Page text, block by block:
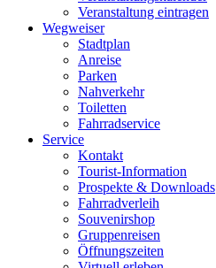
Veranstaltung eintragen
Wegweiser
Stadtplan
Anreise
Parken
Nahverkehr
Toiletten
Fahrradservice
Service
Kontakt
Tourist-Information
Prospekte & Downloads
Fahrradverleih
Souvenirshop
Gruppenreisen
Öffnungszeiten